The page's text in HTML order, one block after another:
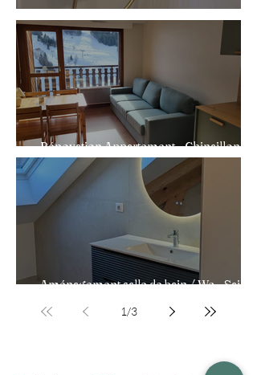
Rénovation Salle de bain/WC - Annecy
Rénovation Appartement - Chinaillon, Le
Grand-borand
Aménagement salle de bain / Wc - Saint-
1/3